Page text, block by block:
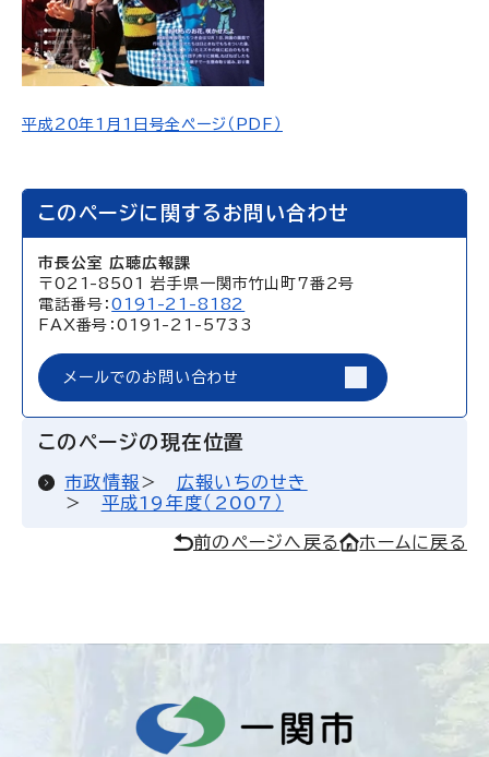
平成20年1月1日号全ページ（PDF）
このページに関するお問い合わせ
市長公室 広聴広報課
〒021-8501 岩手県一関市竹山町7番2号
電話番号：0191-21-8182
FAX番号：0191-21-5733
メールでのお問い合わせ
このページの現在位置
市政情報
広報いちのせき
平成19年度（2007）
前のページへ戻る ホームに戻る